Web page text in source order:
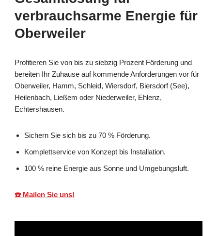
verbrauchsarme Energie für
Oberweiler
Profitieren Sie von bis zu siebzig Prozent Förderung und
bereiten Ihr Zuhause auf kommende Anforderungen vor für
Oberweiler, Hamm, Schleid, Wiersdorf, Biersdorf (See),
Heilenbach, Ließem oder Niederweiler, Ehlenz,
Echtershausen.
Sichern Sie sich bis zu 70 % Förderung.
Komplettservice von Konzept bis Installation.
100 % reine Energie aus Sonne und Umgebungsluft.
☎️ Mailen Sie uns!